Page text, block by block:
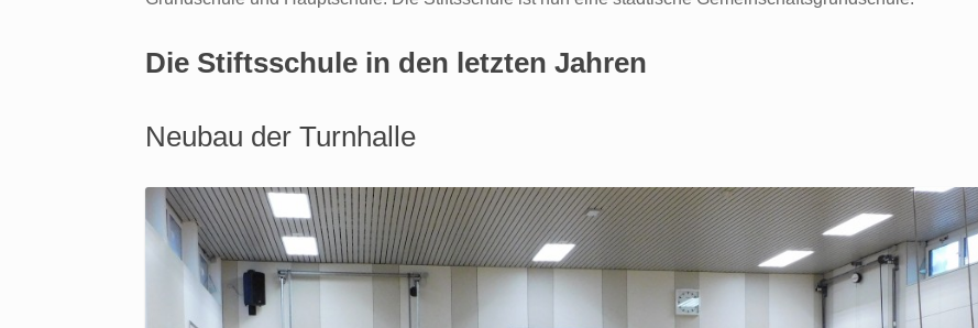
Die Stiftsschule in den letzten Jahren
Neubau der Turnhalle